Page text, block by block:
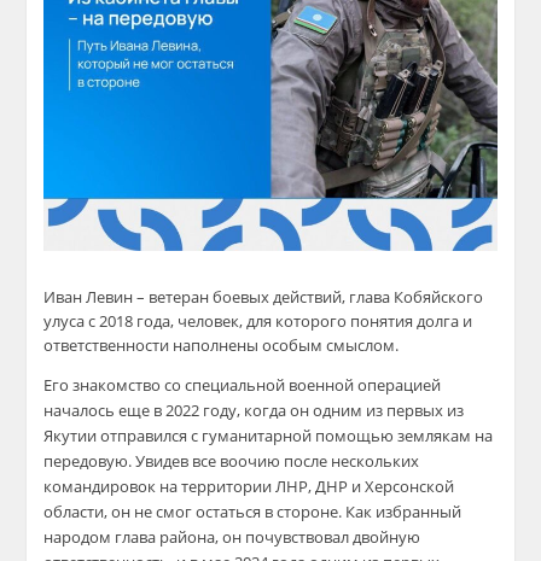
Иван Левин – ветеран боевых действий, глава Кобяйского
улуса с 2018 года, человек, для которого понятия долга и
ответственности наполнены особым смыслом.
Его знакомство со специальной военной операцией
началось еще в 2022 году, когда он одним из первых из
Якутии отправился с гуманитарной помощью землякам на
передовую. Увидев все воочию после нескольких
командировок на территории ЛНР, ДНР и Херсонской
области, он не смог остаться в стороне. Как избранный
народом глава района, он почувствовал двойную